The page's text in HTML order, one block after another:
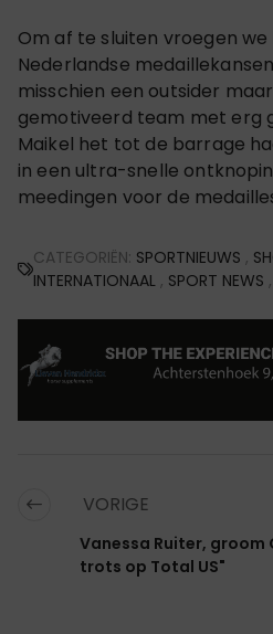
Om af te sluiten vroegen
Nederlandse
misschien een outsider
gemotiveerd team met erg
Maikel het tot de barrage
in een ultra-snelle
meedingen voor de
CATEGORIËN: SPORTNIEUWS ,
INTERNATIONAAL , SPORT NEWS ,
VORIGE
Vanessa Ruiter, groom
trots op Total US"